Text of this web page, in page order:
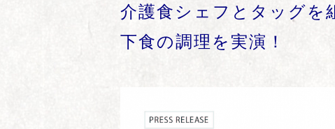
介護食シェフとタッグを
下食の調理を実演！